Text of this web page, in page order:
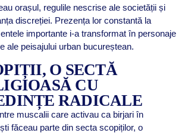
orașul, regulile nescrise ale societății și
discreției. Prezența lor constantă la
importante i-a transformat în personaje
ale peisajului urban bucureștean.
O SECTĂ
CU
RADICALE
muscalii care activau ca birjari în
făceau parte din secta scopiților, o